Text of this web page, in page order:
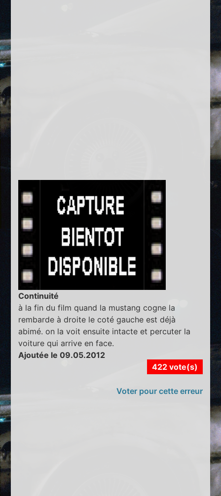
Continuité
à la fin du film quand la mustang cogne la
rembarde à droite le coté gauche est déjà
abimé. on la voit ensuite intacte et percuter la
voiture qui arrive en face.
Ajoutée le 09.05.2012
422 vote(s)
Voter pour cette erreur